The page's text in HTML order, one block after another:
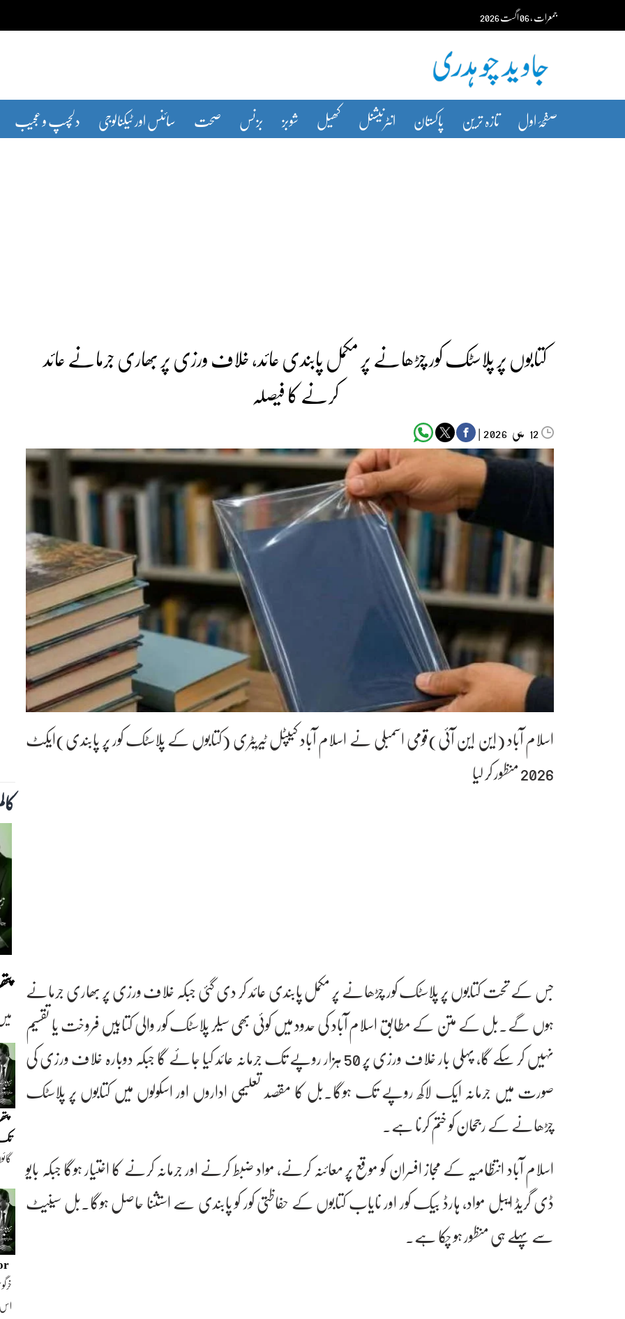
content جمعرات‬‮،06اگست‬‮2026
صفحۂ اول تازہ ترین پاکستان انٹرنیشنل کھیل شوبز بزنس صحت سائنس اور ٹیکنالوجی دلچسپ و عجیب
کتابوں پر پلاسٹک کور چڑھانے پر مکمل پابندی عائد، خلاف ورزی پر بھاری جرمانے عائد
کرنے کا فیصلہ
12 مئی‬‮ |
اسلام آباد (این این آئی)قومی اسمبلی نے اسلام آباد کیپٹل ٹیریٹری (کتابوں کے پلاسٹک کور پر پابندی)ایکٹ
2026 منظور کر لیا
جس کے تحت کتابوں پر پلاسٹک کور چڑھانے پر مکمل پابندی عائد کر دی گئی جبکہ خلاف ورزی پر بھاری جرمانے
ہوں گے۔بل کے متن کے مطابق اسلام آباد کی حدود میں کوئی بھی سیلر پلاسٹک کور والی کتابیں فروخت یا تقسیم
نہیں کر سکے گا، پہلی بار خلاف ورزی پر 50 ہزار روپے تک جرمانہ عائد کیا جائے گا جبکہ دوبارہ خلاف ورزی کی
صورت میں جرمانہ ایک لاکھ روپے تک ہوگا۔بل کا مقصد تعلیمی اداروں اور اسکولوں میں کتابوں پر پلاسٹک
چڑھانے کے رجحان کو ختم کرنا ہے۔
اسلام آباد انتظامیہ کے مجاز افسران کو موقع پر معائنہ کرنے، مواد ضبط کرنے اور جرمانہ کرنے کا اختیار ہوگا جبکہ بایو
ڈی گریڈ ایبل مواد، ہارڈ بیک کور اور نایاب کتابوں کے حفاظتی کور کو پابندی سے استثنا حاصل ہوگا۔بل سینیٹ
سے پہلے ہی منظور ہو چکا ہے۔